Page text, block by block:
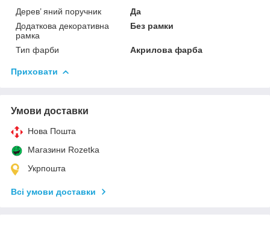
Дерев’ яний поручник
Да
Додаткова декоративна
рамка
Без рамки
Тип фарби Акрилова фарба
Приховати
Умови доставки
Нова Пошта
Магазини Rozetka
Укрпошта
Всі умови доставки